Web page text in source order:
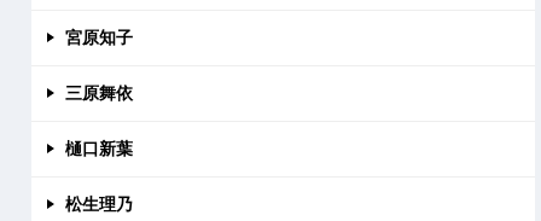
宮原知子
三原舞依
樋口新葉
松生理乃